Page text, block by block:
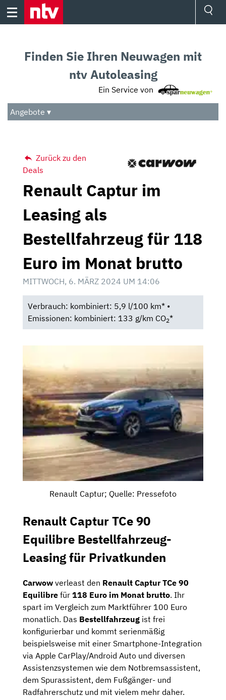
Skip
Audio
Das Beste
Finden Sie Ihren Neuwagen mit
ntv Autoleasing
Ein Service von
Angebote ▾
Zurück zu den
Deals
Renault Captur im
Leasing als
Bestellfahrzeug für 118
Euro im Monat brutto
MITTWOCH, 6. MÄRZ 2024 UM 14:06
Verbrauch: kombiniert: 5,9 l/100 km* •
Emissionen: kombiniert: 133 g/km CO2*
Renault Captur; Quelle: Pressefoto
Renault Captur TCe 90
Equilibre Bestellfahrzeug-
Leasing für Privatkunden
Carwow verleast den Renault Captur TCe 90
Equilibre für 118 Euro im Monat brutto. Ihr
spart im Vergleich zum Marktführer 100 Euro
monatlich. Das Bestellfahrzeug ist frei
konfigurierbar und kommt serienmäßig
beispielsweise mit einer Smartphone-Integration
via Apple CarPlay/Android Auto und diversen
Assistenzsystemen wie dem Notbremsassistent,
dem Spurassistent, dem Fußgänger- und
Radfahrerschutz und mit vielem mehr daher.